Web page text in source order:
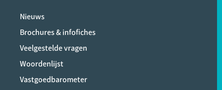
Nieuws
Brochures & infofiches
Veelgestelde vragen
Woordenlijst
Vastgoedbarometer